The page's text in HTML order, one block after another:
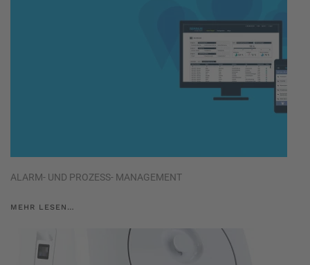
ALARM- UND PROZESS- MANAGEMENT
MEHR LESEN…